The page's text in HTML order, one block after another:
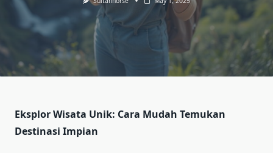
Eksplor Wisata Unik: Cara Mudah Temukan
Destinasi Impian